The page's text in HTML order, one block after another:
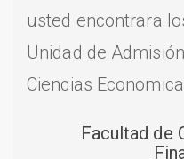
usted encontrara
Unidad de
Ciencias
Facultad de